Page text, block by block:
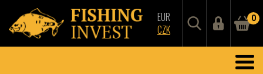
EUR
CZK
0